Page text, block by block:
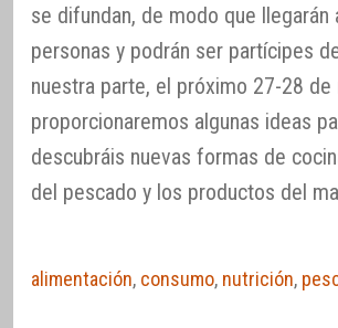
se difundan, de modo que llegarán
personas y podrán ser partícipes
nuestra parte, el próximo 27-28 de
proporcionaremos algunas ideas
descubráis nuevas formas de
del pescado y los productos del
alimentación, consumo, nutrición,